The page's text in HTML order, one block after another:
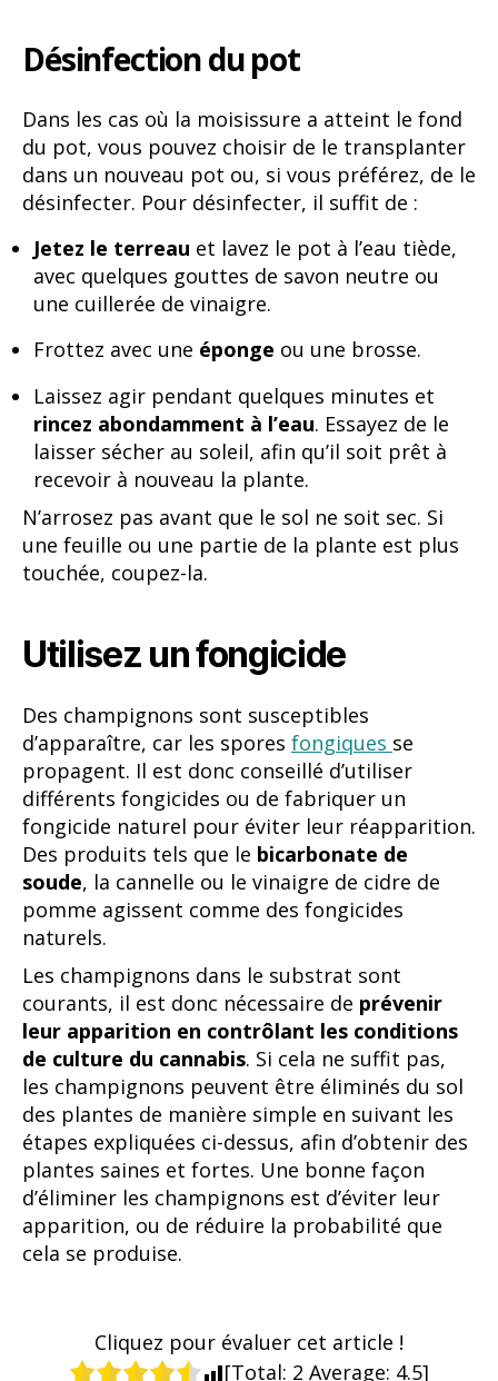
Désinfection du pot
Dans les cas où la moisissure a atteint le fond
du pot, vous pouvez choisir de le transplanter
dans un nouveau pot ou, si vous préférez, de le
désinfecter. Pour désinfecter, il suffit de :
Jetez le terreau et lavez le pot à l’eau tiède,
avec quelques gouttes de savon neutre ou
une cuillerée de vinaigre.
Frottez avec une éponge ou une brosse.
Laissez agir pendant quelques minutes et
rincez abondamment à l’eau. Essayez de le
laisser sécher au soleil, afin qu’il soit prêt à
recevoir à nouveau la plante.
N’arrosez pas avant que le sol ne soit sec. Si
une feuille ou une partie de la plante est plus
touchée, coupez-la.
Utilisez un fongicide
Des champignons sont susceptibles
d’apparaître, car les spores fongiques se
propagent. Il est donc conseillé d’utiliser
différents fongicides ou de fabriquer un
fongicide naturel pour éviter leur réapparition.
Des produits tels que le bicarbonate de
soude, la cannelle ou le vinaigre de cidre de
pomme agissent comme des fongicides
naturels.
Les champignons dans le substrat sont
courants, il est donc nécessaire de prévenir
leur apparition en contrôlant les conditions
de culture du cannabis. Si cela ne suffit pas,
les champignons peuvent être éliminés du sol
des plantes de manière simple en suivant les
étapes expliquées ci-dessus, afin d’obtenir des
plantes saines et fortes. Une bonne façon
d’éliminer les champignons est d’éviter leur
apparition, ou de réduire la probabilité que
cela se produise.
Cliquez pour évaluer cet article !
[Total: 2 Average: 4.5]